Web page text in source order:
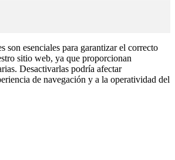
son esenciales para garantizar el correcto
sitio web, ya que proporcionan
Desactivarlas podría afectar
de navegación y a la operatividad del